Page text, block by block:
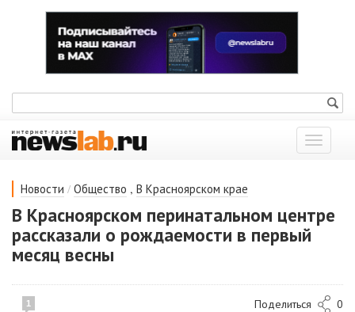
Показать
меню
Новости / Общество , В Красноярском крае
В Красноярском перинатальном центре
рассказали о рождаемости в первый
месяц весны
1 Поделиться 0